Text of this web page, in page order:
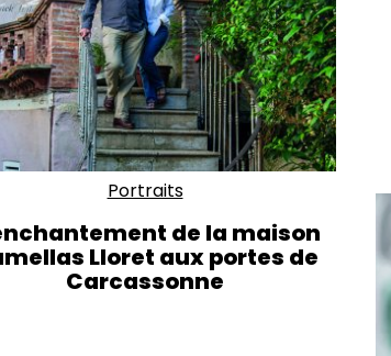
Portraits
de la maison
Lloret aux portes de
Carcassonne